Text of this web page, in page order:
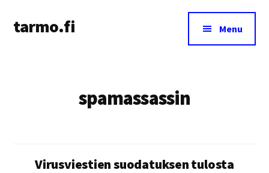
main
menu
tarmo.fi Menu
spamassassin
Virusviestien suodatuksen tulosta